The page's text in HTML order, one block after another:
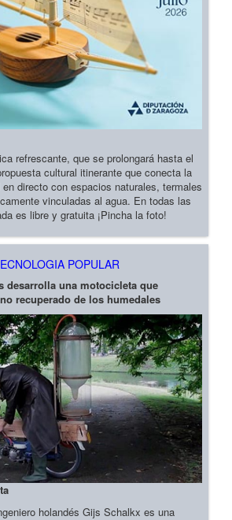
refrescante, que se prolongará hasta el
cultural itinerante que conecta la
directo con espacios naturales, termales
vinculadas al agua. En todas las
es libre y gratuita ¡Pincha la foto!
POPULAR
desarrolla una motocicleta que
recuperado de los humedales
holandés Gijs Schalkx es una